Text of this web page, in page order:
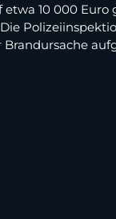
10 000 Euro